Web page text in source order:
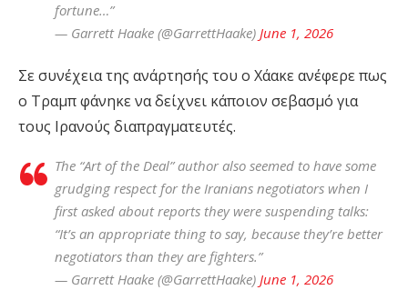
fortune…”
— Garrett Haake (@GarrettHaake) June 1, 2026
Σε συνέχεια της ανάρτησής του ο Χάακε ανέφερε πως
ο Τραμπ φάνηκε να δείχνει κάποιον σεβασμό για
τους Ιρανούς διαπραγματευτές.
The “Art of the Deal” author also seemed to have some
grudging respect for the Iranians negotiators when I
first asked about reports they were suspending talks:
“It’s an appropriate thing to say, because they’re better
negotiators than they are fighters.”
— Garrett Haake (@GarrettHaake) June 1, 2026